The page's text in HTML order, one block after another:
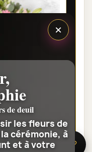
LYON -
🌸 Besoin d’aide ?
×
de deuil
les fleurs de
cérémonie, à
et à votre